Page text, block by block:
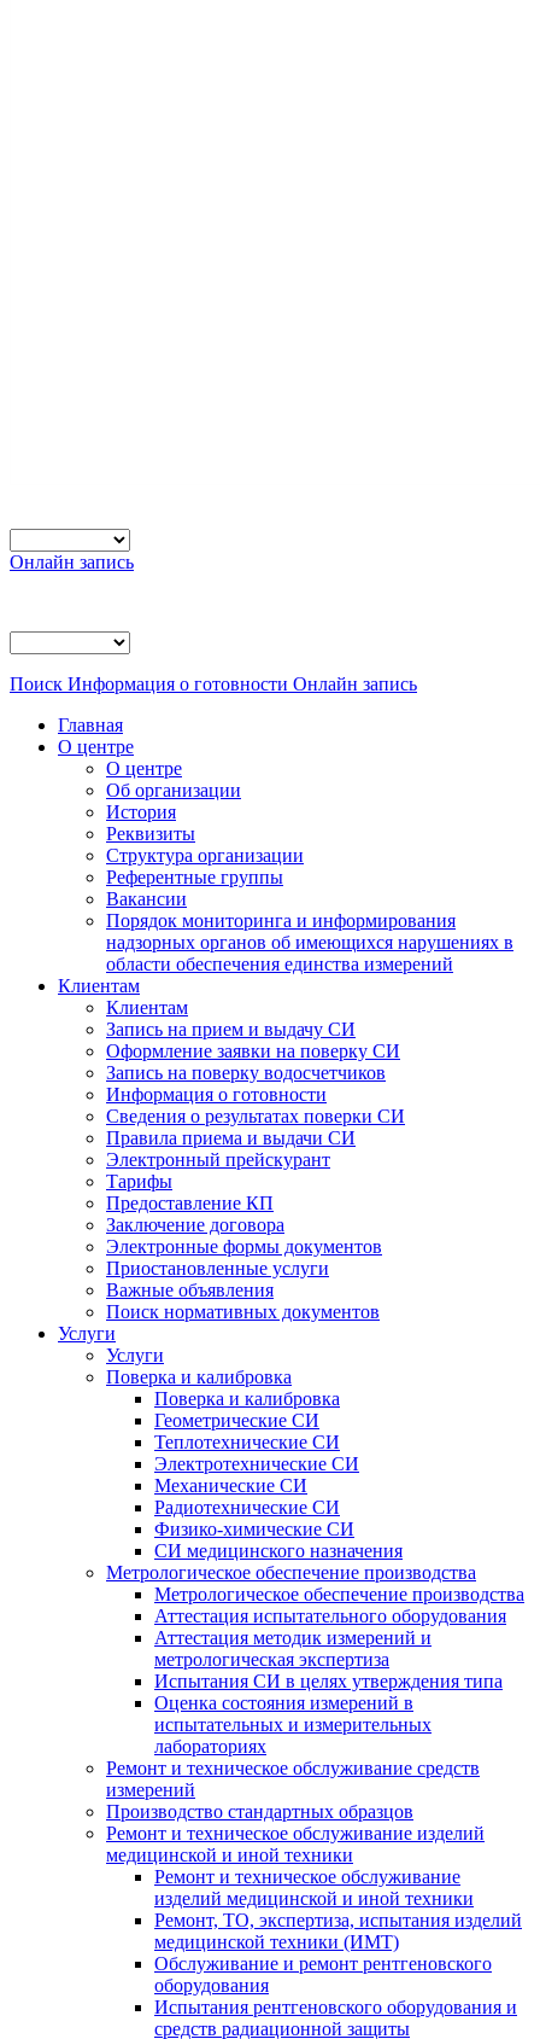
Онлайн запись
Поиск Информация о готовности Онлайн запись
Главная
О центре
О центре
Об организации
История
Реквизиты
Структура организации
Референтные группы
Вакансии
Порядок мониторинга и информирования
надзорных органов об имеющихся нарушениях в
области обеспечения единства измерений
Клиентам
Клиентам
Запись на прием и выдачу СИ
Оформление заявки на поверку СИ
Запись на поверку водосчетчиков
Информация о готовности
Сведения о результатах поверки СИ
Правила приема и выдачи СИ
Электронный прейскурант
Тарифы
Предоставление КП
Заключение договора
Электронные формы документов
Приостановленные услуги
Важные объявления
Поиск нормативных документов
Услуги
Услуги
Поверка и калибровка
Поверка и калибровка
Геометрические СИ
Теплотехнические СИ
Электротехнические СИ
Механические СИ
Радиотехнические СИ
Физико-химические СИ
СИ медицинского назначения
Метрологическое обеспечение производства
Метрологическое обеспечение производства
Аттестация испытательного оборудования
Аттестация методик измерений и
метрологическая экспертиза
Испытания СИ в целях утверждения типа
Оценка состояния измерений в
испытательных и измерительных
лабораториях
Ремонт и техническое обслуживание средств
измерений
Производство стандартных образцов
Ремонт и техническое обслуживание изделий
медицинской и иной техники
Ремонт и техническое обслуживание
изделий медицинской и иной техники
Ремонт, ТО, экспертиза, испытания изделий
медицинской техники (ИМТ)
Обслуживание и ремонт рентгеновского
оборудования
Испытания рентгеновского оборудования и
средств радиационной защиты